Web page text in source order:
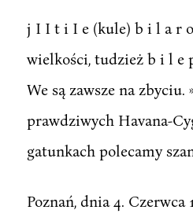
j I I t i I e (kule) b i l a r
wielkości, tudzież b i l e
We są zawsze na zbyciu.
prawdziwych Havana-
gatunkach polecamy
Poznań, dnia 4. Czerwca